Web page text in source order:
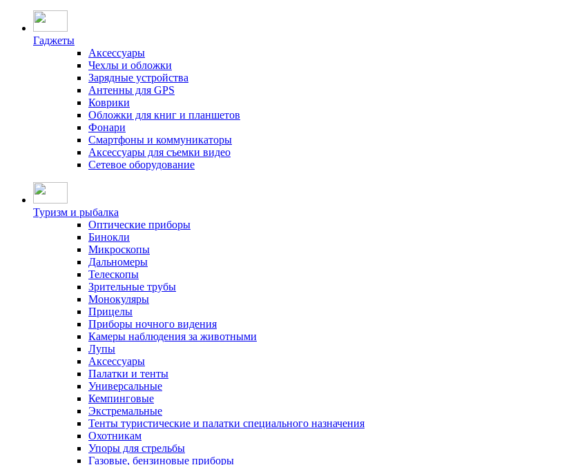
Гаджеты
Аксессуары
Чехлы и обложки
Зарядные устройства
Антенны для GPS
Коврики
Обложки для книг и планшетов
Фонари
Смартфоны и коммуникаторы
Аксессуары для съемки видео
Сетевое оборудование
Туризм и рыбалка
Оптические приборы
Бинокли
Микроскопы
Дальномеры
Телескопы
Зрительные трубы
Монокуляры
Прицелы
Приборы ночного видения
Камеры наблюдения за животными
Лупы
Аксессуары
Палатки и тенты
Универсальные
Кемпинговые
Экстремальные
Тенты туристические и палатки специального назначения
Охотникам
Упоры для стрельбы
Газовые, бензиновые приборы